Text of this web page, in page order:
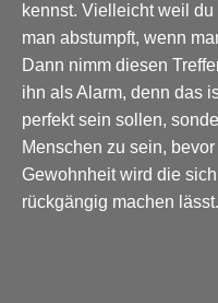
kennst. Vielleicht weil
man abstumpft, wenn
Dann nimm diesen
ihn als Alarm, denn das
perfekt sein sollen,
Menschen zu sein,
Gewohnheit wird die
rückgängig machen lässt.